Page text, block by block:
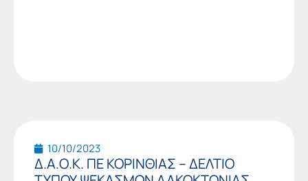
10/10/2023
Δ.Α.Ο.Κ. ΠΕ ΚΟΡΙΝΘΙΑΣ – ΔΕΛΤΙΟ